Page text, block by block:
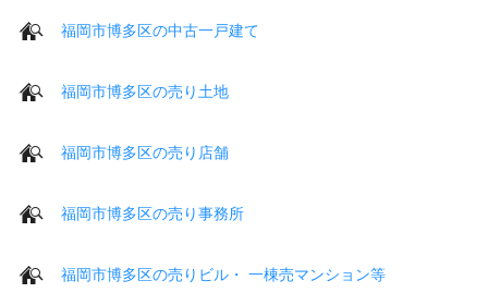
福岡市博多区の中古一戸建て
福岡市博多区の売り土地
福岡市博多区の売り店舗
福岡市博多区の売り事務所
福岡市博多区の売りビル・ 一棟売マンション等